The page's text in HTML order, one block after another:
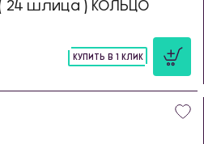
24 шлица ) КОЛЬЦО
КУПИТЬ В 1 КЛИК